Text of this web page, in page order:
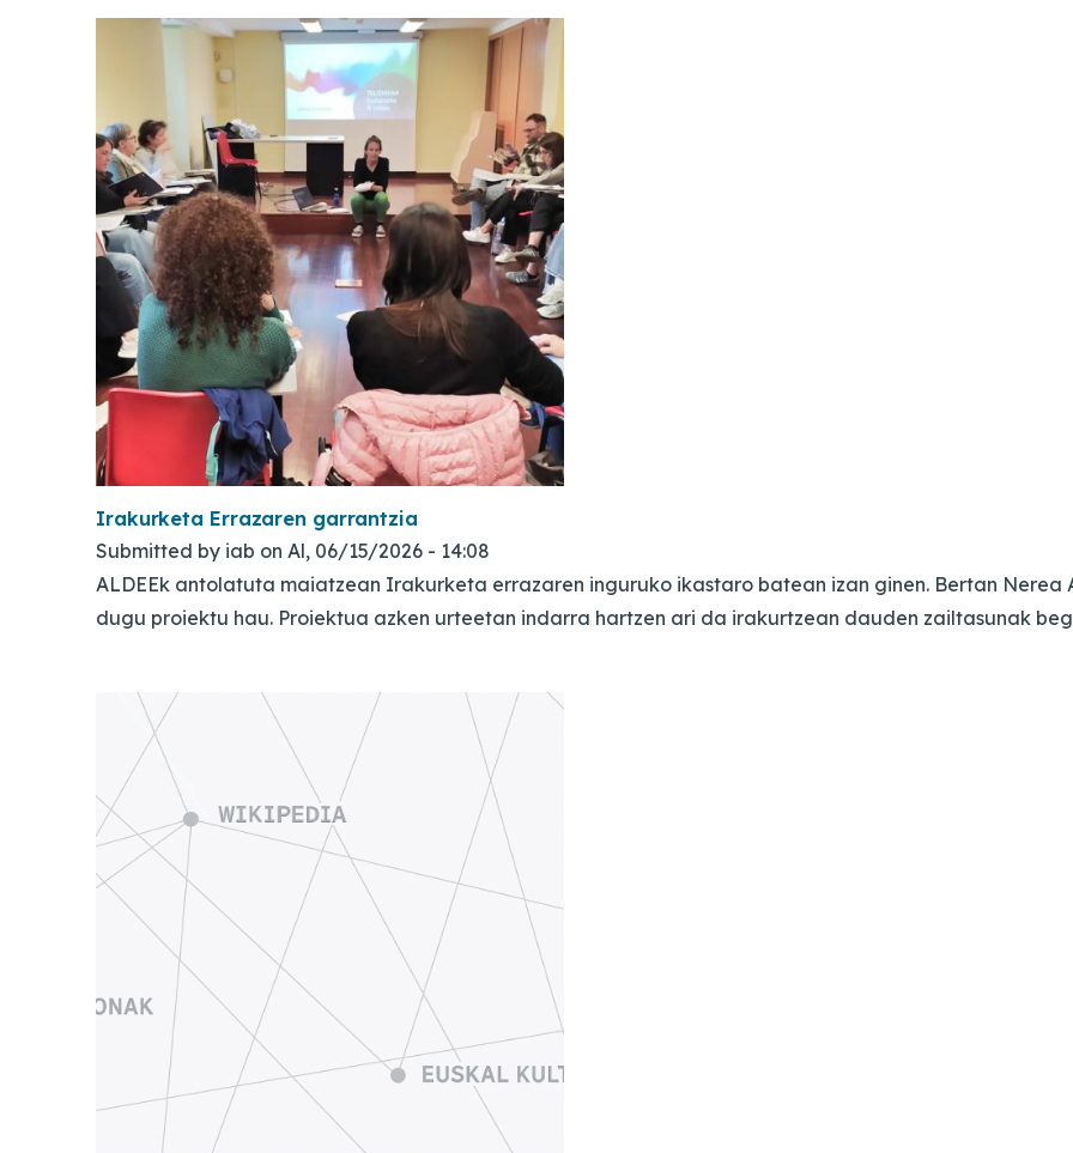
Irakurketa Errazaren garrantzia
Submitted by iab on Al, 06/15/2026 - 14:08
ALDEEk antolatuta maiatzean Irakurketa errazaren inguruko ikastaro batean izan ginen. Bertan
dugu proiektu hau. Proiektua azken urteetan indarra hartzen ari da irakurtzean dauden zailtasunak